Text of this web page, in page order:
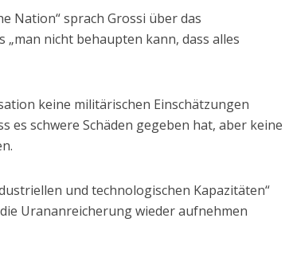
Nation“ sprach Grossi über das
nicht behaupten kann, dass alles
keine militärischen Einschätzungen
es schwere Schäden gegeben hat, aber keine
und technologischen Kapazitäten“
Urananreicherung wieder aufnehmen